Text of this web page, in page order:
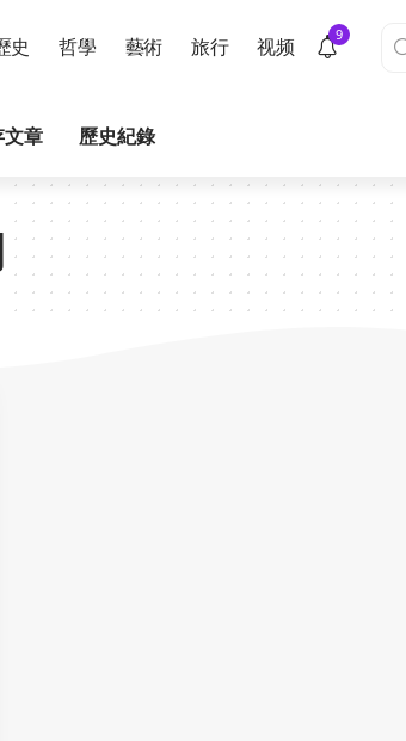
史 哲學 藝術 旅行 视频 9
章 歷史紀錄